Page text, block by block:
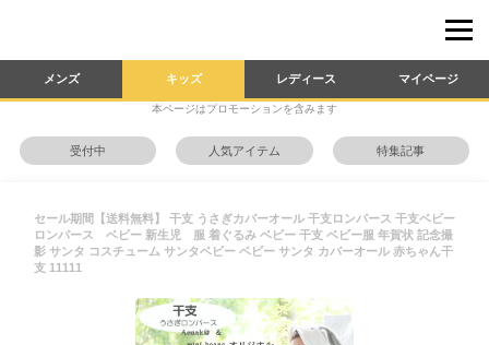
メンズ キッズ レディース マイページ
本ページはプロモーションを含みます
受付中 人気アイテム 特集記事
セール期間【送料無料】 干支 うさぎカバーオール 干支ロンパース 干支ベビー
ロンパース ベビー 新生児 服 着ぐるみ ベビー 干支 ベビー服 年賀状 記念撮
影 サンタ コスチューム サンタベビー ベビー サンタ カバーオール 赤ちゃん干
支 11111